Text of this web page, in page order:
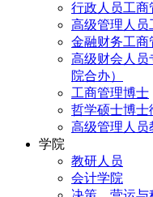
行政人员工商
高级管理人员
金融财务工商
高级财会人员
院合办）
工商管理博士
哲学硕士博士
高级管理人员
学院
教研人员
会计学院